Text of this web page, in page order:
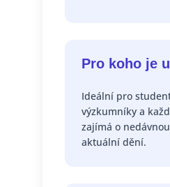
Pro koho je
Ideální pro
výzkumníky a
zajímá o
aktuální dění.